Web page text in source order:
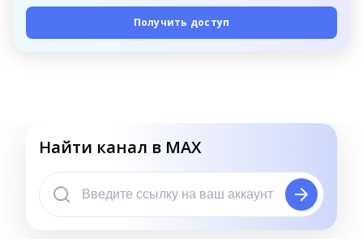
Получить доступ
Найти канал в MAX